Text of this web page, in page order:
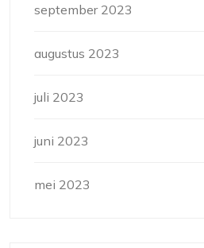
september 2023
augustus 2023
juli 2023
juni 2023
mei 2023